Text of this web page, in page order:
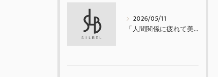
2026/05/11
「人間関係に疲れて美容師を辞めたくなった方へ」